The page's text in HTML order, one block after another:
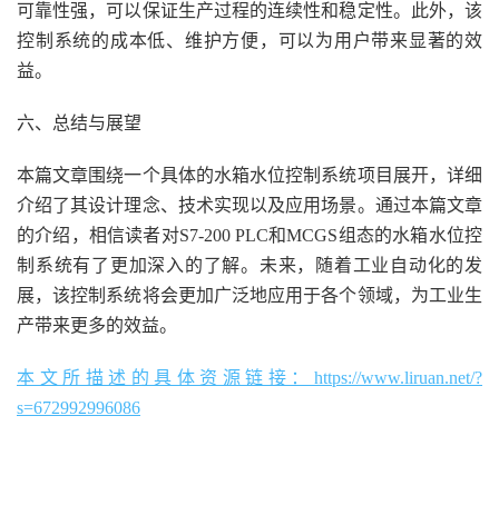
可靠性强，可以保证生产过程的连续性和稳定性。此外，该
控制系统的成本低、维护方便，可以为用户带来显著的效
益。
六、总结与展望
本篇文章围绕一个具体的水箱水位控制系统项目展开，详细
介绍了其设计理念、技术实现以及应用场景。通过本篇文章
的介绍，相信读者对S7-200 PLC和MCGS组态的水箱水位控
制系统有了更加深入的了解。未来，随着工业自动化的发
展，该控制系统将会更加广泛地应用于各个领域，为工业生
产带来更多的效益。
本文所描述的具体资源链接：https://www.liruan.net/?
s=672992996086